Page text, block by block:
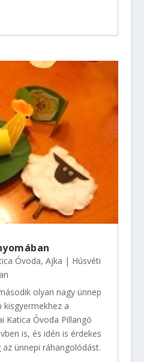
Óvoda, Ajka | Húsvéti
olyan nagy ünnep
kisgyermekhez a
Katica Óvoda Pillangó
is, és idén is érdekes
ünnepi ráhangolódást.